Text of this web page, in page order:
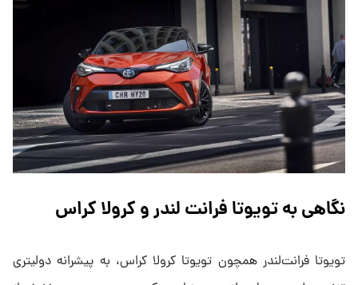
نگاهی به تویوتا فرانت لندر و کرولا کراس
تویوتا فرانت‌لندر همچون تویوتا کرولا کراس، به پیشرانه دولیتری